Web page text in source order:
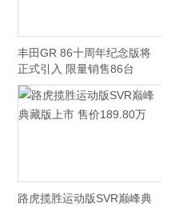
丰田GR 86十周年纪念版将
正式引入 限量销售86台
路虎揽胜运动版SVR巅峰典